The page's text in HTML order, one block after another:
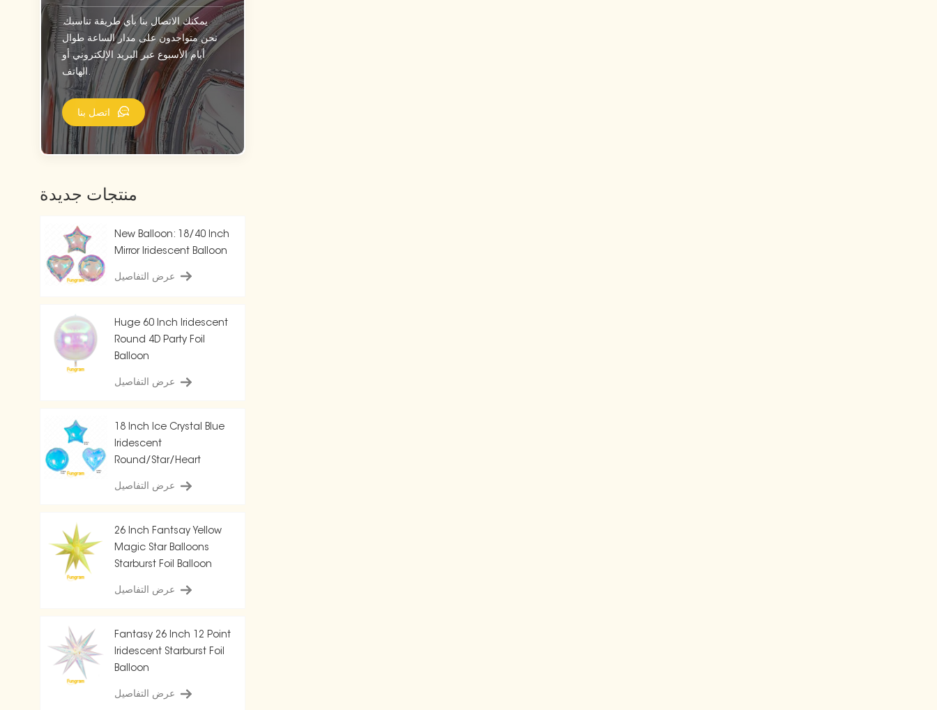
يمكنك الاتصال بنا بأي طريقة تناسبك.
نحن متواجدون على مدار الساعة طوال
أيام الأسبوع عبر البريد الإلكتروني أو
الهاتف.
اتصل بنا
منتجات جديدة
New Balloon: 18/40 Inch
Mirror Iridescent Balloon
عرض التفاصيل
Huge 60 Inch Iridescent
Round 4D Party Foil
Balloon
عرض التفاصيل
18 Inch Ice Crystal Blue
Iridescent
Round/Star/Heart
عرض التفاصيل
26 Inch Fantsay Yellow
Magic Star Balloons
Starburst Foil Balloon
عرض التفاصيل
Fantasy 26 Inch 12 Point
Iridescent Starburst Foil
Balloon
عرض التفاصيل